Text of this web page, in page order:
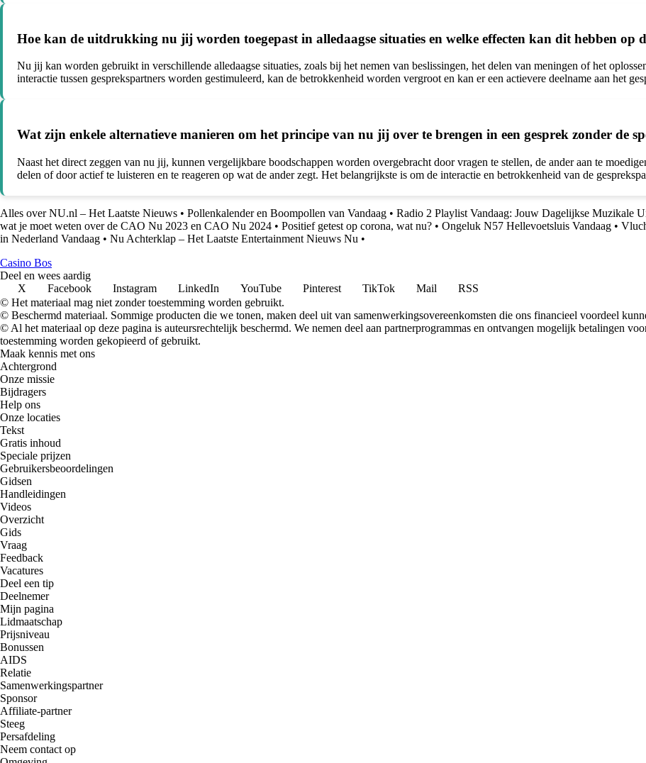
Hoe kan de uitdrukking nu jij worden toegepast in alledaagse situaties en welke effecten kan dit hebben op
Nu jij kan worden gebruikt in verschillende alledaagse situaties, zoals bij het nemen van beslissingen, het delen van meningen of het
interactie tussen gesprekspartners worden gestimuleerd, kan de betrokkenheid worden vergroot en kan er een actievere deelname aan het
Wat zijn enkele alternatieve manieren om het principe van nu jij over te brengen in een gesprek zonder de
Naast het direct zeggen van nu jij, kunnen vergelijkbare boodschappen worden overgebracht door vragen te stellen, de ander aan te
delen of door actief te luisteren en te reageren op wat de ander zegt. Het belangrijkste is om de interactie en betrokkenheid van de
Alles over NU.nl – Het Laatste Nieuws • Pollenkalender en Boompollen van Vandaag • Radio 2 Playlist Vandaag: Jouw Dagelijkse Muzikale
wat je moet weten over de CAO Nu 2023 en CAO Nu 2024 • Positief getest op corona, wat nu? • Ongeluk N57 Hellevoetsluis Vandaag •
in Nederland Vandaag • Nu Achterklap – Het Laatste Entertainment Nieuws Nu •
Casino Bos
Deel en wees aardig
X
Facebook Instagram LinkedIn YouTube Pinterest TikTok Mail
RSS
© Het materiaal mag niet zonder toestemming worden gebruikt.
© Beschermd materiaal. Sommige producten die we tonen, maken deel uit van samenwerkingsovereenkomsten die ons financieel voordeel
© Al het materiaal op deze pagina is auteursrechtelijk beschermd. We nemen deel aan partnerprogrammas en ontvangen mogelijk betalingen
toestemming worden gekopieerd of gebruikt.
Maak kennis met ons
Achtergrond
Onze missie
Bijdragers
Help ons
Onze locaties
Tekst
Gratis inhoud
Speciale prijzen
Gebruikersbeoordelingen
Gidsen
Handleidingen
Videos
Overzicht
Gids
Vraag
Feedback
Vacatures
Deel een tip
Deelnemer
Mijn pagina
Lidmaatschap
Prijsniveau
Bonussen
AIDS
Relatie
Samenwerkingspartner
Sponsor
Affiliate-partner
Steeg
Persafdeling
Neem contact op